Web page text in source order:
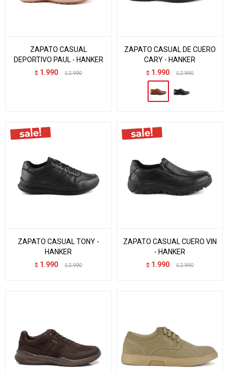
ZAPATO CASUAL
DEPORTIVO PAUL - HANKER
$ 1.990 $ 2.990
ZAPATO CASUAL DE CUERO
CARY - HANKER
$ 1.990 $ 2.990
ZAPATO CASUAL TONY -
HANKER
$ 1.990 $ 2.990
ZAPATO CASUAL CUERO VIN
- HANKER
$ 1.990 $ 2.990